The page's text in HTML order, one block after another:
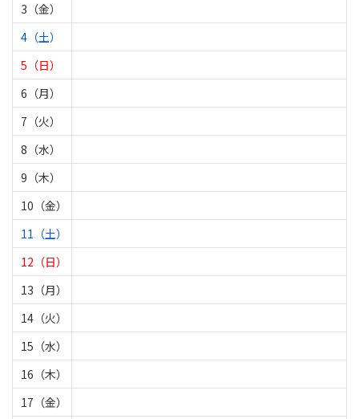
3（金）
4（土）
5（日）
6（月）
7（火）
8（水）
9（木）
10（金）
11（土）
12（日）
13（月）
14（火）
15（水）
16（木）
17（金）